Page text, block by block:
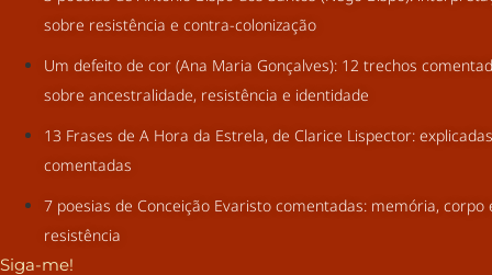
sobre resistência e contra-colonização
Um defeito de cor (Ana Maria Gonçalves): 12 trechos
sobre ancestralidade, resistência e identidade
13 Frases de A Hora da Estrela, de Clarice Lispector:
comentadas
7 poesias de Conceição Evaristo comentadas: memória, corpo
resistência
Siga-me!